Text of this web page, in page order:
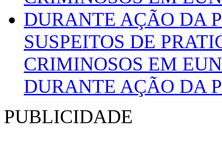
SUSPEITOS DE
CRIMINOSOS EM
DURANTE AÇÃO DA
PUBLICIDADE